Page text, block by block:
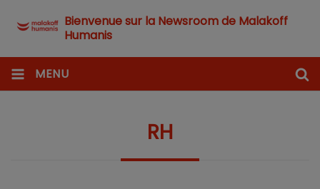
Bienvenue sur la Newsroom de Malakoff
Humanis
MENU
RH